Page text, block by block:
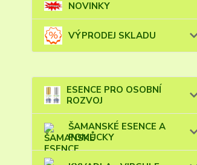
NOVINKY
VÝPRODEJ SKLADU
ESENCE PRO OSOBNÍ
ROZVOJ
ŠAMANSKÉ ESENCE A
POMŮCKY